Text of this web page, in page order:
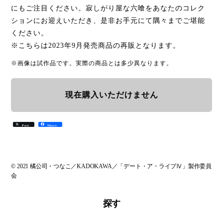
にもご注目ください。寂しがり屋な六喰をあなたのコレク
ションにお迎えいただき、是非お手元にて隅々までご堪能
ください。
※こちらは2023年9月発売商品の再販となります。
※画像は試作品です。実際の商品とは多少異なります。
現在購入いただけません
Post Share
© 2021 橘公司・つなこ／KADOKAWA／「デート・ア・ライブⅣ」製作委員
会
探す